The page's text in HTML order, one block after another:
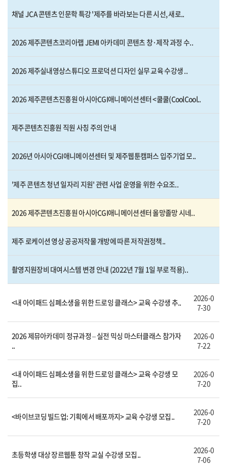
채널 JCA 콘텐츠 인문학 특강 '제주를 바라보는 다른 시선, 새로..
2026 제주콘텐츠코리아랩 JEMI 아카데미 콘텐츠 창·제작 과정 수..
2026 제주실내영상스튜디오 프로덕션 디자인 실무 교육 수강생 ..
2026 제주콘텐츠진흥원 아시아CGI애니메이션센터 <쿨쿨(CoolCool..
제주콘텐츠진흥원 직원 사칭 주의 안내
2026년 아시아CGI애니메이션센터 및 제주웹툰캠퍼스 입주기업 모..
'제주 콘텐츠 청년 일자리 지원' 관련 사업 운영을 위한 수요조..
2026 제주콘텐츠진흥원 아시아CGI애니메이션센터 올망졸망 시네..
제주 로케이션 영상 공공저작물 개방에 따른 저작권정책..
촬영지원장비 대여시스템 변경 안내 (2022년 7월 1일 부로 적용)..
<내 아이패드 심폐소생을 위한 드로잉 클래스> 교육 수강생 추..
2026-0
7-30
2026 제뮤아카데미 정규과정 – 실전 믹싱 마스터클래스 참가자
..
2026-0
7-22
<내 아이패드 심폐소생을 위한 드로잉 클래스> 교육 수강생 모
집..
2026-0
7-20
<바이브코딩 빌드업: 기획에서 배포까지> 교육 수강생 모집..
2026-0
7-20
초등학생 대상 장르웹툰 창작 교실 수강생 모집..
2026-0
7-06